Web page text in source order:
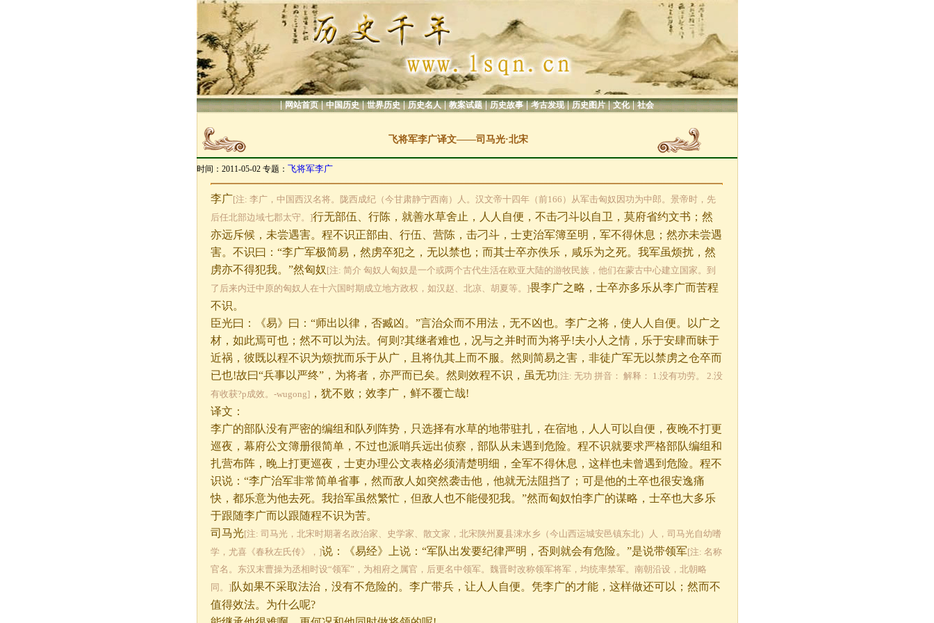
|网站首页|中国历史|世界历史|历史名人|教案试题|历史故事|考古发现|历史图片|文化|社会
飞将军李广译文——司马光·北宋
时间：2011-05-02 专题： 飞将军李广
李广[注: 李广，中国西汉名将。陇西成纪（今甘肃静宁西南）人。汉文帝十四年（前166）从军击匈奴因功为中郎。景帝时，先
后任北部边域七郡太守。]行无部伍、行陈，就善水草舍止，人人自便，不击刁斗以自卫，莫府省约文书；然
亦远斥候，未尝遇害。程不识正部由、行伍、营陈，击刁斗，士吏治军簿至明，军不得休息；然亦未尝遇
害。不识曰：“李广军极简易，然虏卒犯之，无以禁也；而其士卒亦佚乐，咸乐为之死。我军虽烦扰，然
虏亦不得犯我。”然匈奴 [注: 简介 匈奴人匈奴是一个或两个古代生活在欧亚大陆的游牧民族，他们在蒙古中心建立国家。到
了后来内迁中原的匈奴人在十六国时期成立地方政权，如汉赵、北凉、胡夏等。]畏李广之略，士卒亦多乐从李广而苦程
不识。
臣光曰：《易》曰：“师出以律，否臧凶。”言治众而不用法，无不凶也。李广之将，使人人自便。以广之
材，如此焉可也；然不可以为法。何则?其继者难也，况与之并时而为将乎!夫小人之情，乐于安肆而昧于
近祸，彼既以程不识为烦扰而乐于从广，且将仇其上而不服。然则简易之害，非徒广军无以禁虏之仓卒而
已也!故曰“兵事以严终”，为将者，亦严而已矣。然则效程不识，虽无功[注: 无功 拼音： 解释： 1.没有功劳。 2.没
有收获?p成效。-wugong]，犹不败；效李广，鲜不覆亡哉!
译文：
李广的部队没有严密的编组和队列阵势，只选择有水草的地带驻扎，在宿地，人人可以自便，夜晚不打更
巡夜，幕府公文簿册很简单，不过也派哨兵远出侦察，部队从未遇到危险。程不识就要求严格部队编组和
扎营布阵，晚上打更巡夜，士吏办理公文表格必须清楚明细，全军不得休息，这样也未曾遇到危险。程不
识说：“李广治军非常简单省事，然而敌人如突然袭击他，他就无法阻挡了；可是他的土卒也很安逸痛
快，都乐意为他去死。我抬军虽然繁忙，但敌人也不能侵犯我。”然而匈奴怕李广的谋略，士卒也大多乐
于跟随李广而以跟随程不识为苦。
司马光[注: 司马光，北宋时期著名政治家、史学家、散文家，北宋陕州夏县涑水乡（今山西运城安邑镇东北）人，司马光自幼嗜
学，尤喜《春秋左氏传》，]说：《易经》上说：“军队出发要纪律严明，否则就会有危险。”是说带领军[注: 名称
官名。东汉末曹操为丞相时设“领军”，为相府之属官，后更名中领军。魏晋时改称领军将军，均统率禁军。南朝沿设，北朝略
同。]队如果不采取法治，没有不危险的。李广带兵，让人人自便。凭李广的才能，这样做还可以；然而不
值得效法。为什么呢?